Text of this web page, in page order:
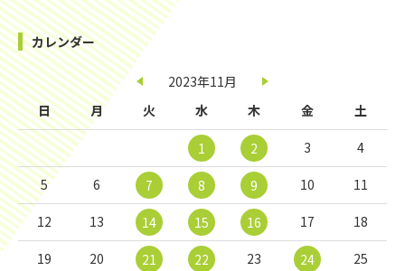
カレンダー
2023年11月
日
月 火 水 木 金 土
1 2 3 4
5 6 7 8 9 10 11
12 13 14 15 16 17 18
19 20 21 22 23 24 25